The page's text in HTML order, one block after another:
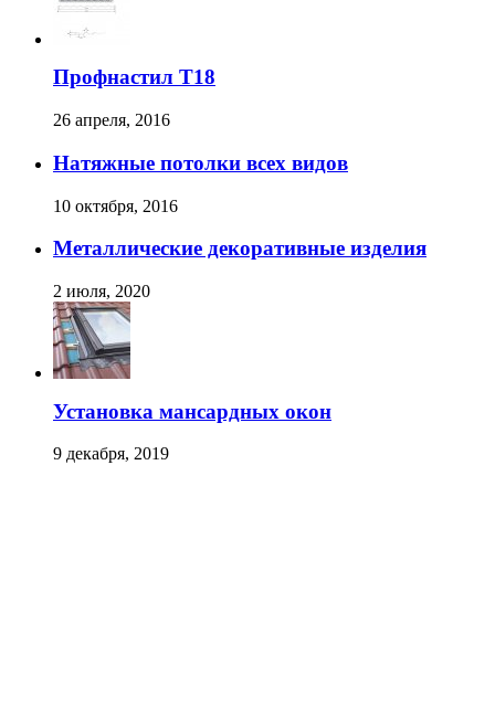
Профнастил T18
26 апреля, 2016
Натяжные потолки всех видов
10 октября, 2016
Металлические декоративные изделия
2 июля, 2020
Установка мансардных окон
9 декабря, 2019